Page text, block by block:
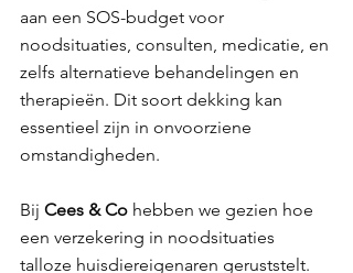
aan een SOS-budget voor
noodsituaties, consulten, medicatie, en
zelfs alternatieve behandelingen en
therapieën. Dit soort dekking kan
essentieel zijn in onvoorziene
omstandigheden.
Bij Cees & Co hebben we gezien hoe
een verzekering in noodsituaties
talloze huisdiereigenaren geruststelt.